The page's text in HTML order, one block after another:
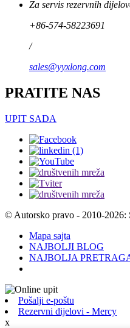
Za servis rezervnih
+86-574-58223691
/
sales@yyxlong.com
PRATITE NAS
UPIT SADA
© Autorsko pravo - 2010-2026:
Mapa sajta
NAJBOLJI BLOG
NAJBOLJA
Pošalji e-poštu
Rezervni dijelovi - Mercy
x